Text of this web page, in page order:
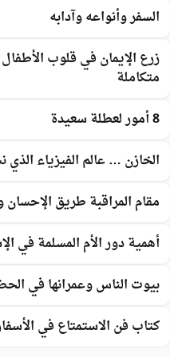
السفر وأنواعه وآدابه
زرع الإيمان في قلوب
متكاملة
8 أمور لعطلة سعيدة
الخازن … عالم الفيزياء الذي
مقام المراقبة طريق
أهمية دور الأم المسلمة في
بيوت الناس وعمرانها في
كتاب فن الاستمتاع في